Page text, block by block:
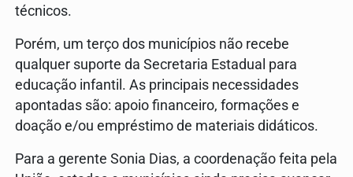
técnicos.
Porém, um terço dos municípios não recebe
qualquer suporte da Secretaria Estadual para
educação infantil. As principais necessidades
apontadas são: apoio financeiro, formações e
doação e/ou empréstimo de materiais didáticos.
Para a gerente Sonia Dias, a coordenação feita pela